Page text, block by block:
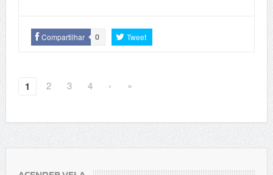
Compartilhar 0 Tweet
1 2 3 4 › »